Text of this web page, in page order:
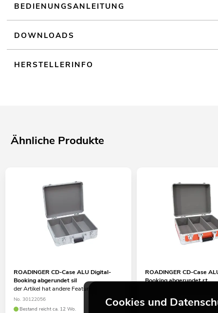
BEDIENUNGSANLEITUNG
DOWNLOADS
HERSTELLERINFO
Ähnliche Produkte
ROADINGER CD-Case ALU Digital-
Booking abgerundet sil
der Artikel hat andere Features
No. 30122056
Bestand reicht ca. 12 Wo.
ROADINGER CD-Case
Booking abgerundet rt
No. 3012205A
Cookies und